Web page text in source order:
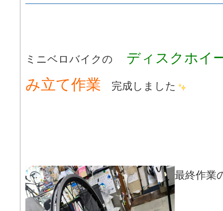
ミニベロバイクの ディスクホイ
み立て作業 完成しました
最終作業